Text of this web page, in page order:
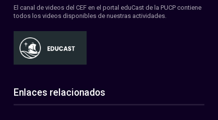
El canal de videos del CEF en el portal eduCast de la PUCP contiene
todos los videos disponibles de nuestras actividades.
Enlaces relacionados